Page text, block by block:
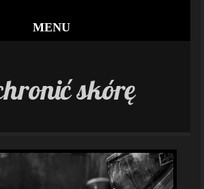
MENU
skórę